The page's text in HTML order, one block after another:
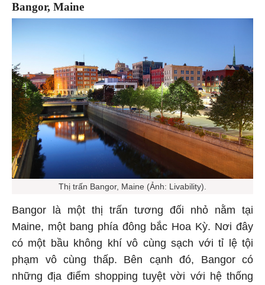
Bangor, Maine
Thị trấn Bangor, Maine (Ảnh: Livability).
Bangor là một thị trấn tương đối nhỏ nằm tại
Maine, một bang phía đông bắc Hoa Kỳ. Nơi đây
có một bầu không khí vô cùng sạch với tỉ lệ tội
phạm vô cùng thấp. Bên cạnh đó, Bangor có
những địa điểm shopping tuyệt vời với hệ thống